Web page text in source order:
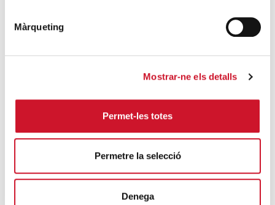
Màrqueting
Mostrar-ne els detalls
Permet-les totes
Permetre la selecció
Denega
SEGUEIX LLEGINT
El voluntariat, una oportunitat per fer
créixer el Maresme